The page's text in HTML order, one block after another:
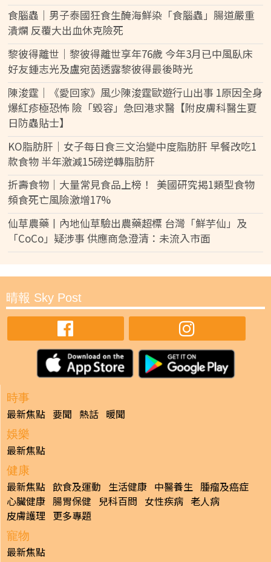
食腦蟲｜男子泰國狂食生醃海鮮染「食腦蟲」腸道嚴重
潰爛 反覆大出血休克險死
黎彼得離世｜黎彼得離世享年76歲 今年3月已中風臥床
好友鍾志光及盧宛茵透露黎彼得最後時光
陳浚霆｜《愛回家》風少陳浚霆歐遊行山出事 1原因全身
爆紅疹極恐怖 險「毀容」急回港求醫【附皮膚科醫生夏
日防蟲貼士】
KO脂肪肝｜女子每日食三文治變中度脂肪肝 早餐改吃1
款食物 半年激減15磅逆轉脂肪肝
折壽食物｜大量常見食品上榜！ 美國研究揭1類型食物
頻食死亡風險激增17%
仙草農藥丨內地仙草驗出農藥超標 台灣「鮮芋仙」及
「CoCo」疑涉事 供應商急澄清：未流入市面
晴報 Sky Post
時事
最新焦點 要聞 熱話 暖聞
娛樂
最新焦點
健康
最新焦點 飲食及運動 生活健康 中醫養生 腫瘤及癌症
心臟健康 腸胃保健 兒科百問 女性疾病 老人病
皮膚護理 更多專題
寵物
最新焦點